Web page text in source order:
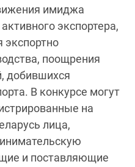
имиджа
экспортера,
экспортно
поощрения
добившихся
В конкурсе могут
на
лица,
и поставляющие